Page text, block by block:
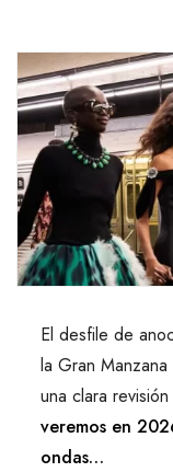
El desfile de
la Gran
una clara
veremos en
ondas…